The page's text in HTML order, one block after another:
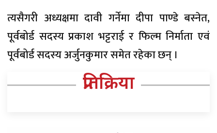
त्यसैगरी अध्यक्षमा दावी गर्नेमा दीपा पाण्डे बस्नेत,
पूर्वबोर्ड सदस्य प्रकाश भट्टराई र फिल्म निर्माता एवं
पूर्वबोर्ड सदस्य अर्जुनकुमार समेत रहेका छन् ।
प्रतिक्रिया